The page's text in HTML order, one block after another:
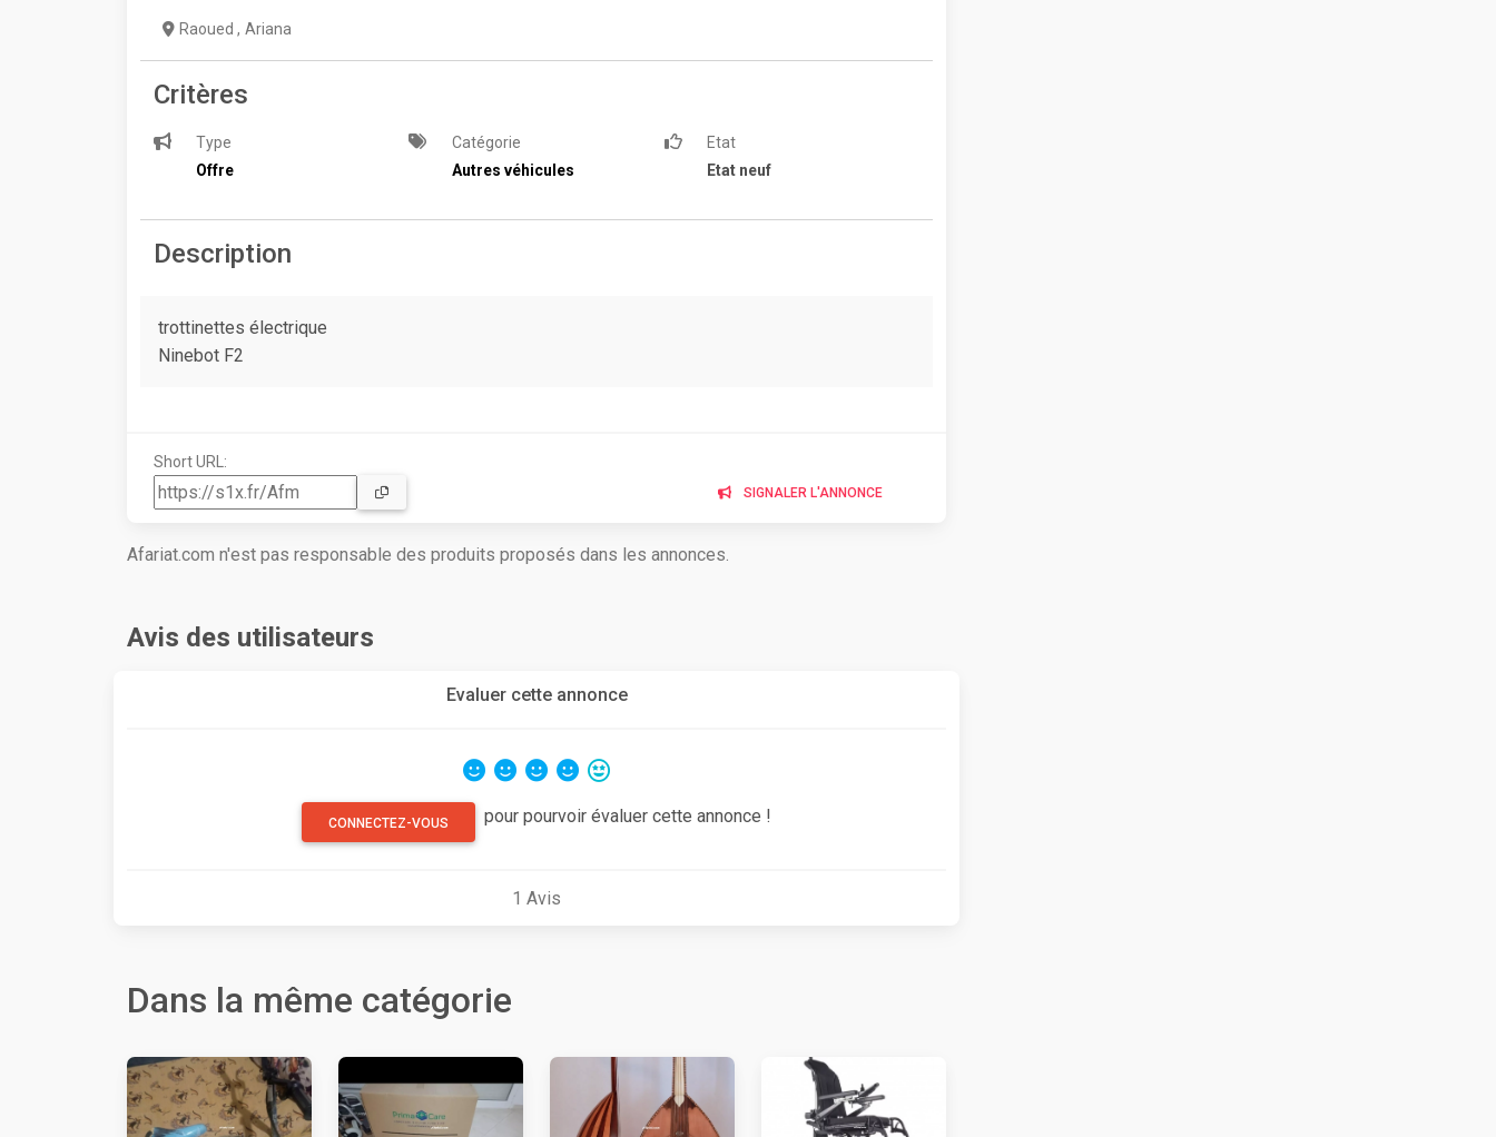
Raoued , Ariana
Critères
Type
Offre
Catégorie
Autres véhicules
Etat
Etat neuf
Description
trottinettes électrique
Ninebot F2
Short URL:
SIGNALER L'ANNONCE
Afariat.com n'est pas responsable des produits proposés dans les annonces.
Avis des utilisateurs
Evaluer cette annonce
CONNECTEZ-VOUS pour pourvoir évaluer cette annonce !
1 Avis
Dans la même catégorie